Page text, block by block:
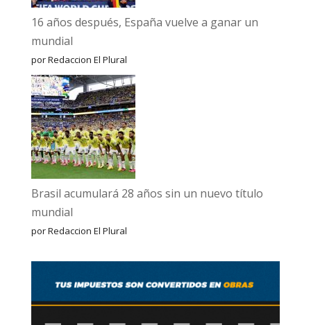
16 años después, España vuelve a ganar un
mundial
por Redaccion El Plural
Brasil acumulará 28 años sin un nuevo título
mundial
por Redaccion El Plural